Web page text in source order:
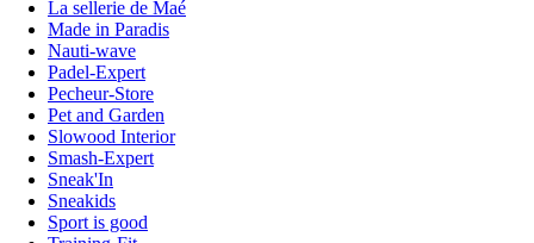
La sellerie de Maé
Made in Paradis
Nauti-wave
Padel-Expert
Pecheur-Store
Pet and Garden
Slowood Interior
Smash-Expert
Sneak'In
Sneakids
Sport is good